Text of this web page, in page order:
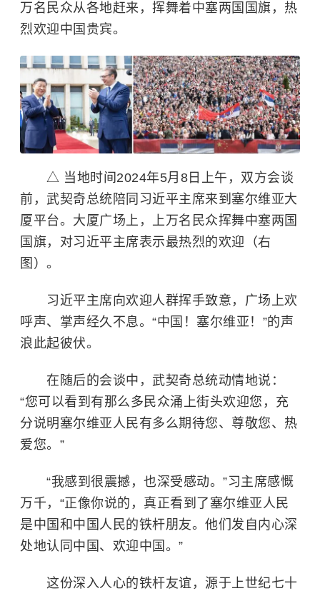
万名民众从各地赶来，挥舞着中塞两国国旗，热
烈欢迎中国贵宾。
△ 当地时间2024年5月8日上午，双方会谈
前，武契奇总统陪同习近平主席来到塞尔维亚大
厦平台。大厦广场上，上万名民众挥舞中塞两国
国旗，对习近平主席表示最热烈的欢迎（右
图）。
习近平主席向欢迎人群挥手致意，广场上欢
呼声、掌声经久不息。“中国！塞尔维亚！”的声
浪此起彼伏。
在随后的会谈中，武契奇总统动情地说：
“您可以看到有那么多民众涌上街头欢迎您，充
分说明塞尔维亚人民有多么期待您、尊敬您、热
爱您。”
“我感到很震撼，也深受感动。”习主席感慨
万千，“正像你说的，真正看到了塞尔维亚人民
是中国和中国人民的铁杆朋友。他们发自内心深
处地认同中国、欢迎中国。”
这份深入人心的铁杆友谊，源于上世纪七十